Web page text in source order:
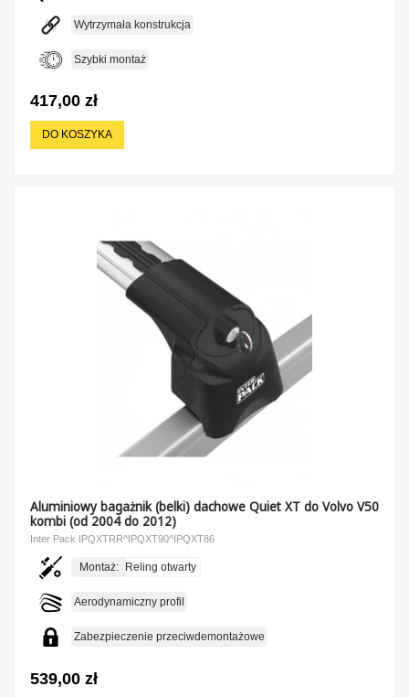
Wytrzymała konstrukcja
Szybki montaż
417,00 zł
DO KOSZYKA
Aluminiowy bagażnik (belki) dachowe Quiet XT do Volvo V50
kombi (od 2004 do 2012)
Inter Pack IPQXTRR^IPQXT90^IPQXT86
Montaż: Reling otwarty
Aerodynamiczny profil
Zabezpieczenie przeciwdemontażowe
539,00 zł